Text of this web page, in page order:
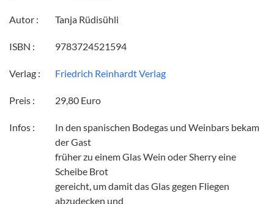
Autor : Tanja Rüdisühli
ISBN : 9783724521594
Verlag : Friedrich Reinhardt Verlag
Preis : 29,80 Euro
Infos :
In den spanischen Bodegas und Weinbars bekam
der Gast
früher zu einem Glas Wein oder Sherry eine
Scheibe Brot
gereicht, um damit das Glas gegen Fliegen
abzudecken und